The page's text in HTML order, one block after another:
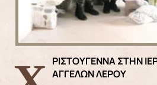
ΑΓΓΕΛΩΝ ΛΕΡΟΥ